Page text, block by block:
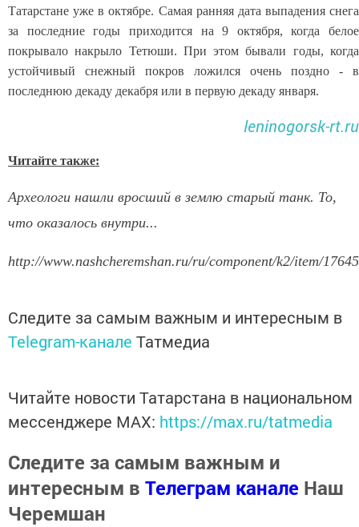
Татарстане уже в октябре. Самая ранняя дата выпадения снега
за последние годы приходится на 9 октября, когда белое
покрывало накрыло Тетюши. При этом бывали годы, когда
устойчивый снежный покров ложился очень поздно - в
последнюю декаду декабря или в первую декаду января.
leninogorsk-rt.ru
Читайте также:
Археологи нашли вросший в землю старый танк. То,
что оказалось внутри...
http://www.nashcheremshan.ru/ru/component/k2/item/17645
Следите за самым важным и интересным в
Telegram-канале Татмедиа
Читайте новости Татарстана в национальном
мессенджере MАХ: https://max.ru/tatmedia
Следите за самым важным и
интересным в Телеграм канале Наш
Черемшан